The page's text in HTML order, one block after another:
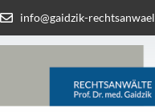
info@gaidzik-